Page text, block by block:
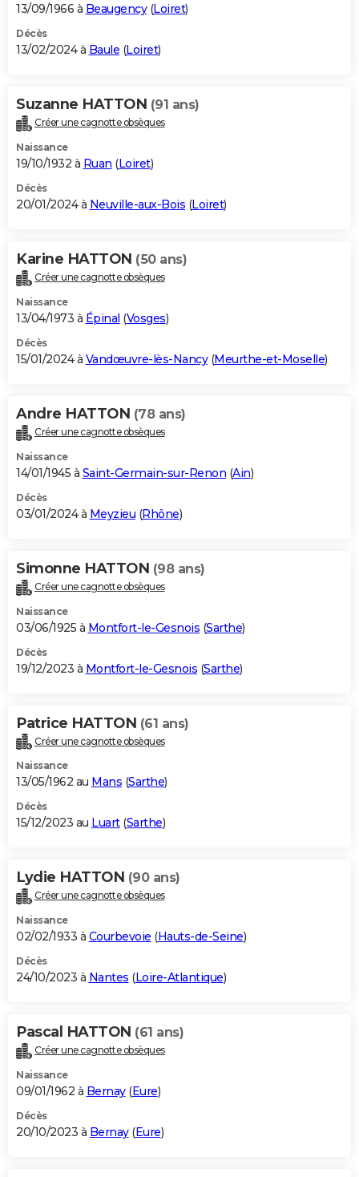
13/09/1966 à Beaugency(Loiret)
Décès
13/02/2024 à Baule (Loiret)
Suzanne HATTON (91 ans)
Créer une cagnotte obsèques
Naissance
19/10/1932 à Ruan (Loiret)
Décès
20/01/2024 à Neuville-aux-Bois (Loiret)
Karine HATTON (50 ans)
Créer une cagnotte obsèques
Naissance
13/04/1973 à Épinal (Vosges)
Décès
15/01/2024 à Vandœuvre-lès-Nancy(Meurthe-et-Moselle)
Andre HATTON (78 ans)
Créer une cagnotte obsèques
Naissance
14/01/1945 à Saint-Germain-sur-Renon (Ain)
Décès
03/01/2024 à Meyzieu (Rhône)
Simonne HATTON (98 ans)
Créer une cagnotte obsèques
Naissance
03/06/1925 à Montfort-le-Gesnois (Sarthe)
Décès
19/12/2023 à Montfort-le-Gesnois (Sarthe)
Patrice HATTON (61 ans)
Créer une cagnotte obsèques
Naissance
13/05/1962 au Mans (Sarthe)
Décès
15/12/2023 au Luart(Sarthe)
Lydie HATTON (90 ans)
Créer une cagnotte obsèques
Naissance
02/02/1933 à Courbevoie (Hauts-de-Seine)
Décès
24/10/2023 à Nantes (Loire-Atlantique)
Pascal HATTON (61 ans)
Créer une cagnotte obsèques
Naissance
09/01/1962 à Bernay(Eure)
Décès
20/10/2023 à Bernay(Eure)